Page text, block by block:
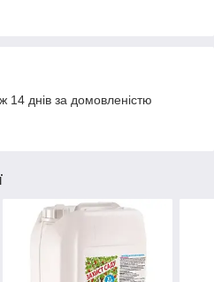
14 днів за домовленістю